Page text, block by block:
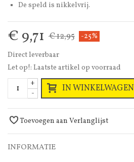
De speld is nikkelvrij.
€ 9,71 € 12,95
-25%
Direct leverbaar
Let op!: Laatste artikel op voorraad
-
+ IN WINKELWAGEN
Toevoegen aan Verlanglijst
INFORMATIE